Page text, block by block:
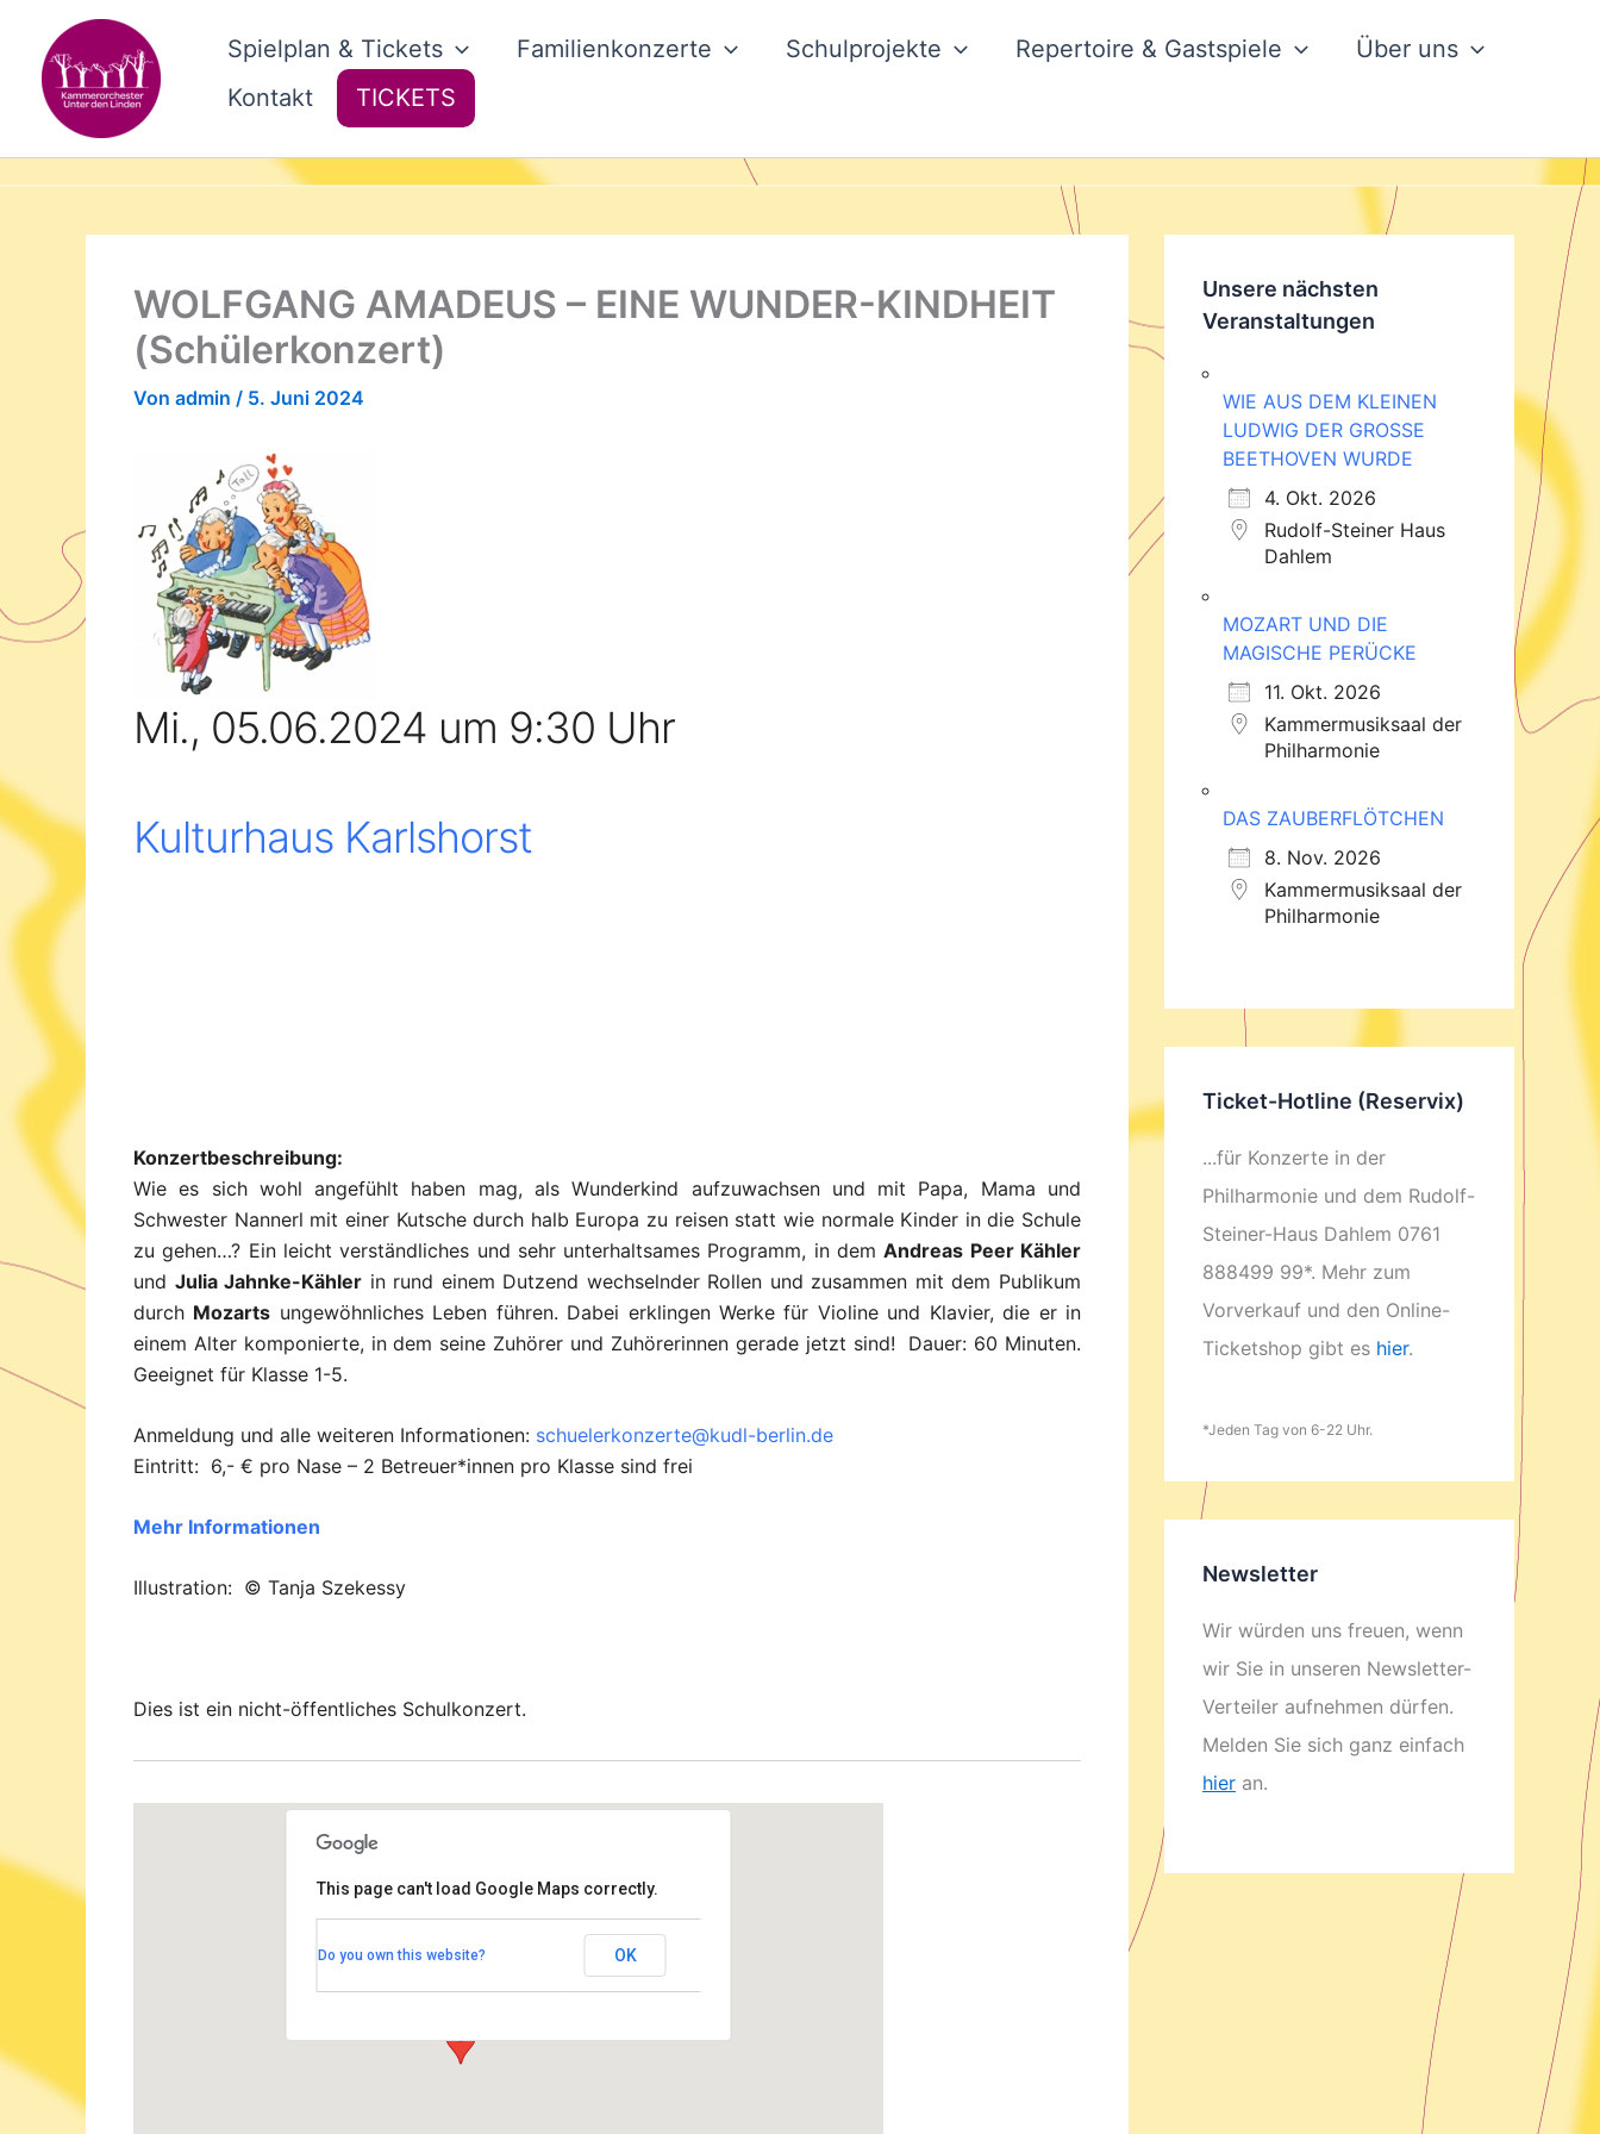
springen
Spielplan & Tickets Familienkonzerte Schulprojekte Repertoire & Gastspiele
Über uns
Kontakt
TICKETS
WOLFGANG AMADEUS – EINE WUNDER-KINDHEIT
(Schülerkonzert)
Von admin / 5. Juni 2024
Mi., 05.06.2024 um 9:30 Uhr
Kulturhaus Karlshorst
Konzertbeschreibung:
Wie es sich wohl angefühlt haben mag, als Wunderkind aufzuwachsen und mit Papa, Mama und
Schwester Nannerl mit einer Kutsche durch halb Europa zu reisen statt wie normale Kinder in die Schule
zu gehen…? Ein leicht verständliches und sehr unterhaltsames Programm, in demAndreas Peer Kähler
und Julia Jahnke-Kähler in rund einem Dutzend wechselnder Rollen und zusammen mit dem Publikum
durch Mozarts ungewöhnliches Leben führen. Dabei erklingen Werke für Violine und Klavier, die er in
einem Alter komponierte, in dem seine Zuhörer und Zuhörerinnen gerade jetzt sind! Dauer: 60 Minuten.
Geeignet für Klasse 1-5.
Anmeldung und alle weiteren Informationen: schuelerkonzerte@kudl-berlin.de
Eintritt: 6,- € pro Nase – 2 Betreuer*innen pro Klasse sind frei
Mehr Informationen
Illustration: © Tanja Szekessy
Dies ist ein nicht-öffentliches Schulkonzert.
Kulturhaus Karlshorst
Treskowallee 112 - Berlin
This page can't load Google Maps correctly.
Do you own this website? OK
Unsere nächsten
Veranstaltungen
WIE AUS DEM KLEINEN
LUDWIG DER GROSSE
BEETHOVEN WURDE
4. Okt. 2026
Rudolf-Steiner Haus
Dahlem
MOZART UND DIE
MAGISCHE PERÜCKE
11. Okt. 2026
Kammermusiksaal der
Philharmonie
DAS ZAUBERFLÖTCHEN
8. Nov. 2026
Kammermusiksaal der
Philharmonie
Ticket-Hotline (Reservix)
...für Konzerte in der
Philharmonie und dem Rudolf-
Steiner-Haus Dahlem 0761
888499 99*. Mehr zum
Vorverkauf und den Online-
Ticketshop gibt es hier.
*Jeden Tag von 6-22 Uhr.
Newsletter
Wir würden uns freuen, wenn
wir Sie in unseren Newsletter-
Verteiler aufnehmen dürfen.
Melden Sie sich ganz einfach
hier an.